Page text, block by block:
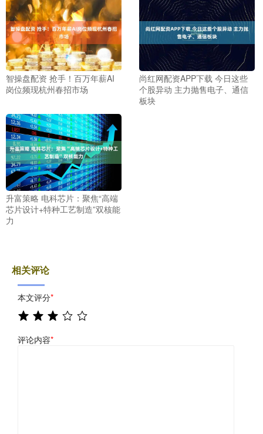
智操盘配资 抢手！百万年薪AI
岗位频现杭州春招市场
尚红网配资APP下载 今日这些
个股异动 主力抛售电子、通信
板块
升富策略 电科芯片：聚焦“高端
芯片设计+特种工艺制造”双核能
力
相关评论
本文评分*
评论内容*